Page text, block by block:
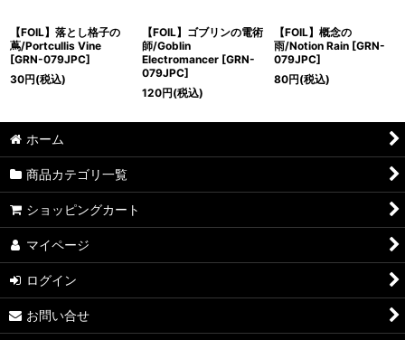
【FOIL】落とし格子の
蔦/Portcullis Vine
[GRN-079JPC]
30円(税込)
【FOIL】ゴブリンの電術
師/Goblin
Electromancer [GRN-
079JPC]
120円(税込)
【FOIL】概念の
雨/Notion Rain [GRN-
079JPC]
80円(税込)
ホーム
商品カテゴリ一覧
ショッピングカート
マイページ
ログイン
お問い合せ